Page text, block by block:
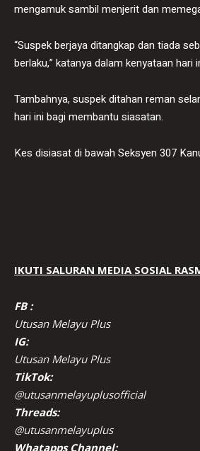
mengamuk sambil menjerit dan
“Suspek berjaya ditangkap dan tiada
berlaku,” katanya dalam kenyataan hari
Tambahnya, suspek ditahan reman
hari ini bagi membantu siasatan.
Kes disiasat di bawah Seksyen 307
IKUTI SALURAN MEDIA SOSIAL
FB :
Utusan Melayu Plus
IG:
Utusan Melayu Plus
TikTok:
@utusanmelayuplusofficial
Threads:
@utusanmelayuplus
Whatapps Channel: